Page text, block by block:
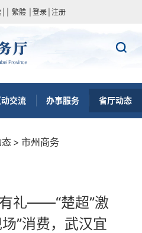
繁體 登录 注册
动交流 办事服务 省厅动态
> 市州商务
礼——“楚超”激
”消费，武汉宜